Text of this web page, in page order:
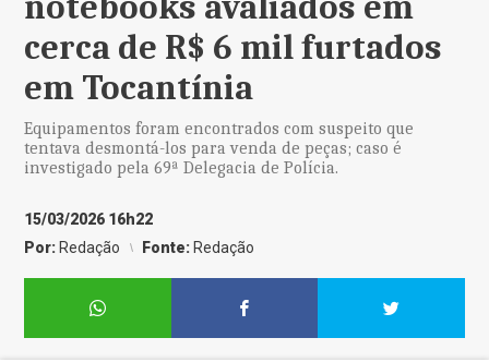
cerca de R$ 6 mil furtados
em Tocantínia
Equipamentos foram encontrados com suspeito que
tentava desmontá-los para venda de peças; caso é
investigado pela 69ª Delegacia de Polícia.
15/03/2026 16h22
Por: Redação Fonte: Redação